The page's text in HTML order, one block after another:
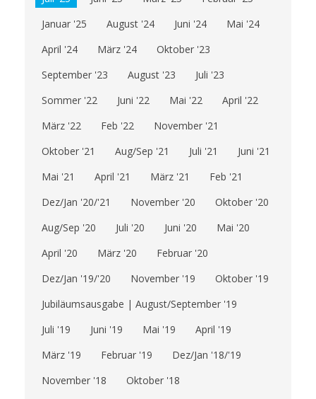
Januar '25
August '24 Juni '24
Mai '24
April '24
März '24
Oktober '23
September '23
August '23
Juli '23
Sommer '22
Juni '22 Mai '22
April '22
März '22
Feb '22
November '21
Oktober '21
Aug/Sep '21 Juli '21
Juni '21
Mai '21
April '21 März '21
Feb '21
Dez/Jan '20/'21
November '20
Oktober '20
Aug/Sep '20
Juli '20 Juni '20
Mai '20
April '20
März '20
Februar '20
Dez/Jan '19/'20
November '19
Oktober '19
Jubiläumsausgabe | August/September '19
Juli '19
Juni '19 Mai '19
April '19
März '19
Februar '19
Dez/Jan '18/'19
November '18
Oktober '18